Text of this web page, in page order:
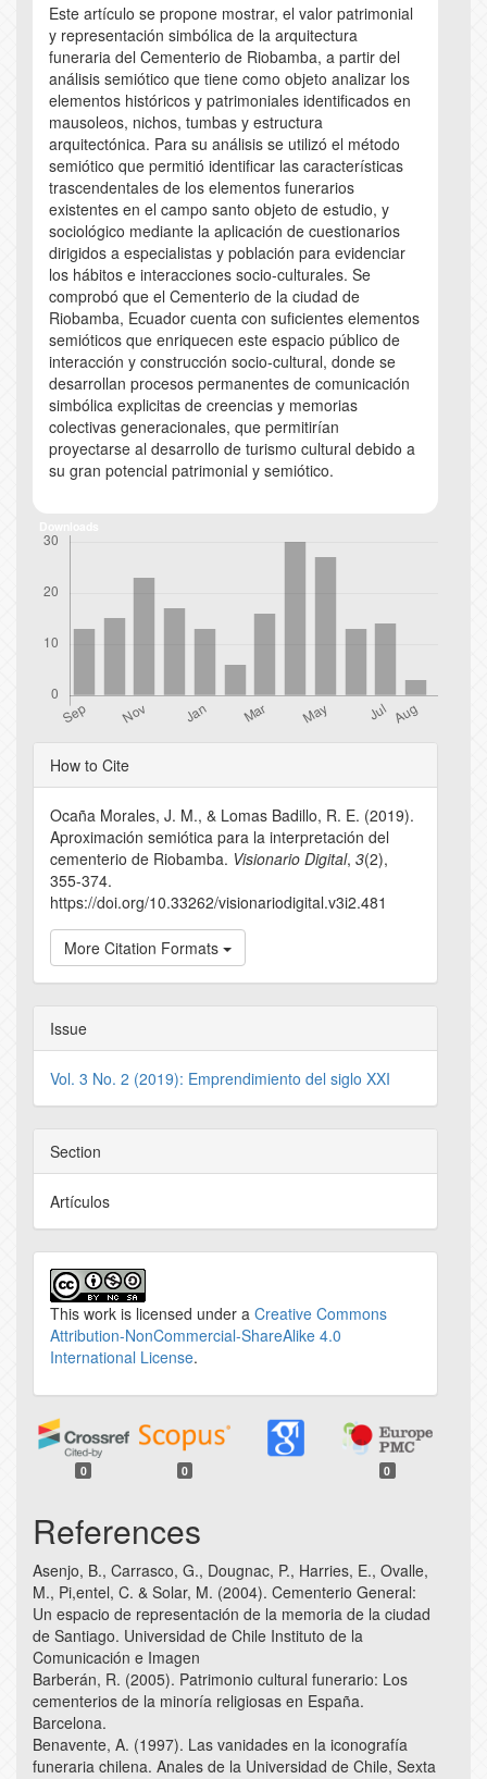
Este artículo se propone mostrar, el valor patrimonial
y representación simbólica de la arquitectura
funeraria del Cementerio de Riobamba, a partir del
análisis semiótico que tiene como objeto analizar los
elementos históricos y patrimoniales identificados en
mausoleos, nichos, tumbas y estructura
arquitectónica. Para su análisis se utilizó el método
semiótico que permitió identificar las características
trascendentales de los elementos funerarios
existentes en el campo santo objeto de estudio, y
sociológico mediante la aplicación de cuestionarios
dirigidos a especialistas y población para evidenciar
los hábitos e interacciones socio-culturales. Se
comprobó que el Cementerio de la ciudad de
Riobamba, Ecuador cuenta con suficientes elementos
semióticos que enriquecen este espacio público de
interacción y construcción socio-cultural, donde se
desarrollan procesos permanentes de comunicación
simbólica explicitas de creencias y memorias
colectivas generacionales, que permitirían
proyectarse al desarrollo de turismo cultural debido a
su gran potencial patrimonial y semiótico.
Article
Details
How to Cite
Ocaña Morales, J. M., & Lomas Badillo, R. E. (2019).
Aproximación semiótica para la interpretación del
cementerio de Riobamba. Visionario Digital, 3(2),
355-374.
https://doi.org/10.33262/visionariodigital.v3i2.481
More Citation Formats
Issue
Vol. 3 No. 2 (2019): Emprendimiento del siglo XXI
Section
Artículos
This work is licensed under a Creative Commons
Attribution-NonCommercial-ShareAlike 4.0
International License.
0 0 0
References
Asenjo, B., Carrasco, G., Dougnac, P., Harries, E., Ovalle,
M., Pi,entel, C. & Solar, M. (2004). Cementerio General:
Un espacio de representación de la memoria de la ciudad
de Santiago. Universidad de Chile Instituto de la
Comunicación e Imagen
Barberán, R. (2005). Patrimonio cultural funerario: Los
cementerios de la minoría religiosas en España.
Barcelona.
Benavente, A. (1997). Las vanidades en la iconografía
funeraria chilena. Anales de la Universidad de Chile, Sexta